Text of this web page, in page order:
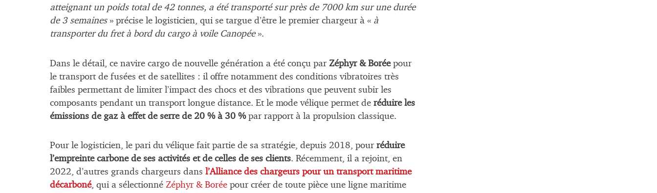
atteignant un poids total de 42 tonnes, a été transporté sur près de 7000 km sur une durée
de 3 semaines » précise le logisticien, qui se targue d’être le premier chargeur à « à
transporter du fret à bord du cargo à voile Canopée».
Dans le détail, ce navire cargo de nouvelle génération a été conçu par Zéphyr & Boréepour
le transport de fusées et de satellites : il offre notamment des conditions vibratoires très
faibles permettant de limiter l’impact des chocs et des vibrations que peuvent subir les
composants pendant un transport longue distance. Et le mode vélique permet de réduire les
émissions de gaz à effet de serre de 20 % à 30 %par rapport à la propulsion classique.
Pour le logisticien, le pari du vélique fait partie de sa stratégie, depuis 2018, pourréduire
l’empreinte carbone de ses activités et de celles de ses clients. Récemment, il a rejoint, en
2022, d’autres grands chargeurs dans l’Alliance des chargeurs pour un transport maritime
décarboné, qui a sélectionné Zéphyr & Borée pour créer de toute pièce une ligne maritime